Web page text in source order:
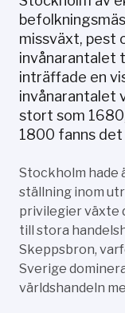
missväxt, pest
invånarantalet
inträffade en
invånarantalet
stort som
1800 fanns
Stockholm hade
ställning inom
privilegier växte
till stora
Skeppsbron,
Sverige
världshandeln